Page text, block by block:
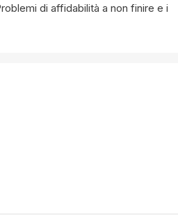
di affidabilità a non finire e i